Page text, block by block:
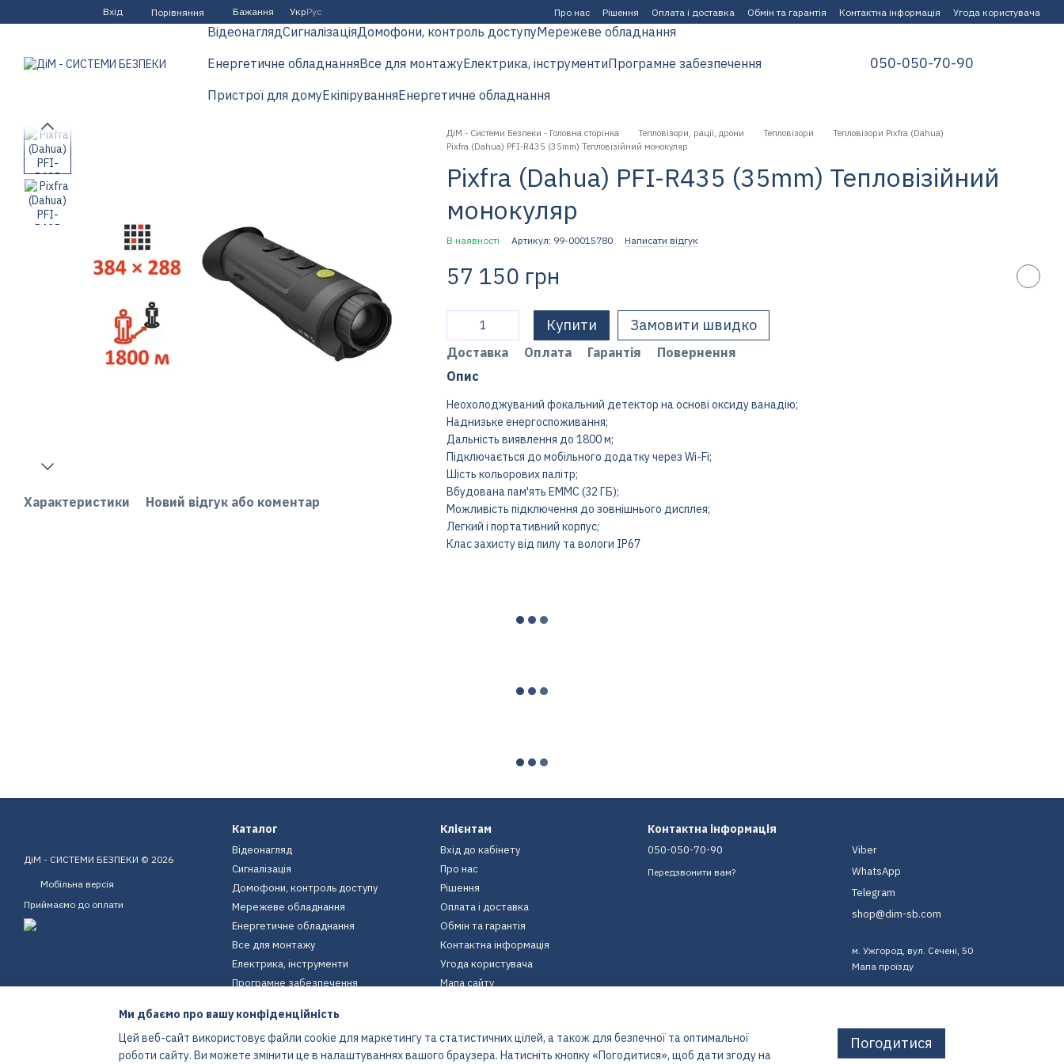
Перейти до основного контенту
Вхід Порівняння Бажання УкрРус Про нас Рішення Оплата і доставка Обмін та гарантія Контактна інформація Угода користувача
ВідеонаглядСигналізаціяДомофони, контроль доступуМережеве обладнання
Енергетичне обладнанняВсе для монтажуЕлектрика, інструментиПрограмне забезпечення
Пристрої для домуЕкіпіруванняЕнергетичне обладнання
050-050-70-90
Характеристики Новий відгук або коментар
ДіМ - Системи Безпеки - Головна сторінка Тепловізори, рації, дрони Тепловізори
Тепловізори Pixfra (Dahua)
Pixfra (Dahua) PFI-R435 (35mm) Тепловізійний монокуляр
Pixfra (Dahua) PFI-R435 (35mm) Тепловізійний
монокуляр
В наявності Артикул: 99-00015780 Написати відгук
57 150 грн
Купити Замовити швидко
Доставка Оплата Гарантія
Повернення
Опис
Неохолоджуваний фокальний детектор на основі оксиду ванадію;
Наднизьке енергоспоживання;
Дальність виявлення до 1800 м;
Підключається до мобільного додатку через Wi-Fi;
Шість кольорових палітр;
Вбудована пам'ять EMMC (32 ГБ);
Можливість підключення до зовнішнього дисплея;
Легкий і портативний корпус;
Клас захисту від пилу та вологи IP67
ДіМ - СИСТЕМИ БЕЗПЕКИ © 2026
Мобільна версія
Приймаємо до оплати
Каталог
Відеонагляд
Сигналізація
Домофони, контроль доступу
Мережеве обладнання
Енергетичне обладнання
Все для монтажу
Електрика, інструменти
Програмне забезпечення
Екіпірування
Енергетичне обладнання
Клієнтам
Вхід до кабінету
Про нас
Рішення
Оплата і доставка
Обмін та гарантія
Контактна інформація
Угода користувача
Мапа сайту
Контактна інформація
050-050-70-90
Передзвонити вам?
Viber
WhatsApp
Telegram
shop@dim-sb.com
м. Ужгород, вул. Сечені, 50
Мапа проїзду
Ми дбаємо про вашу конфіденційність
Цей веб-сайт використовує файли cookie для маркетингу та статистичних цілей, а також для безпечної та оптимальної
роботи сайту. Ви можете змінити це в налаштуваннях вашого браузера. Натисніть кнопку «Погодитися», щоб дати згоду на
Погодитися